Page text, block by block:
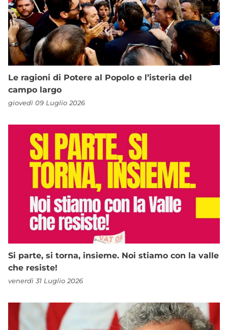
Le ragioni di Potere al Popolo e l’isteria del
campo largo
giovedì 09 Luglio 2026
Si parte, si torna, insieme. Noi stiamo con la valle
che resiste!
venerdì 31 Luglio 2026